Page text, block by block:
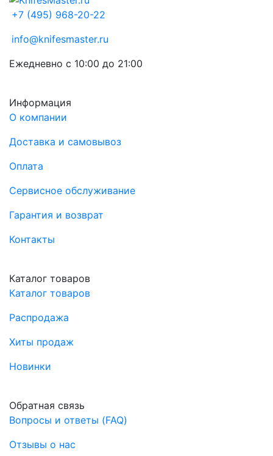
+7 (495) 968-20-22
info@knifesmaster.ru
Ежедневно с 10:00 до 21:00
Информация
О компании
Доставка и самовывоз
Оплата
Сервисное обслуживание
Гарантия и возврат
Контакты
Каталог товаров
Каталог товаров
Распродажа
Хиты продаж
Новинки
Обратная связь
Вопросы и ответы (FAQ)
Отзывы о нас